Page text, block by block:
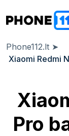
Phone112.lt ➤
Xiaomi Redmi
Pro